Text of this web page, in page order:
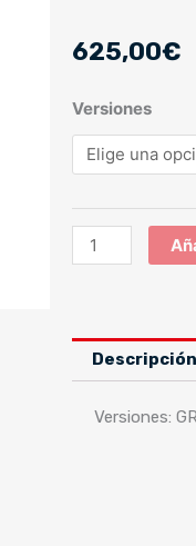
625,00€
Versiones
HORNET
ADV
GRAFICA
cantidad
Descripción
Versiones: